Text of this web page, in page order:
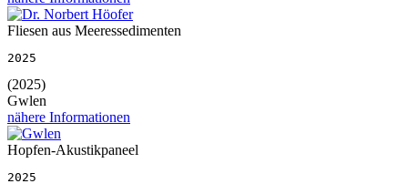
Fliesen aus Meeressedimenten
2025
(2025)
Gwlen
nähere Informationen
Hopfen-Akustikpaneel
2025